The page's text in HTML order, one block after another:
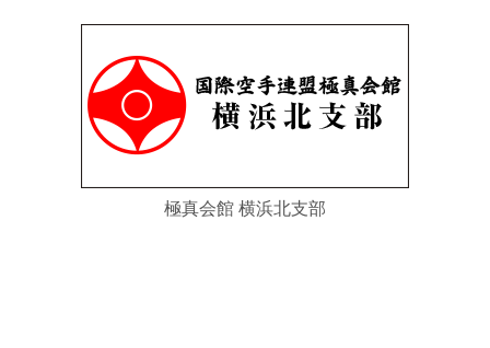
極真会館 横浜北支部